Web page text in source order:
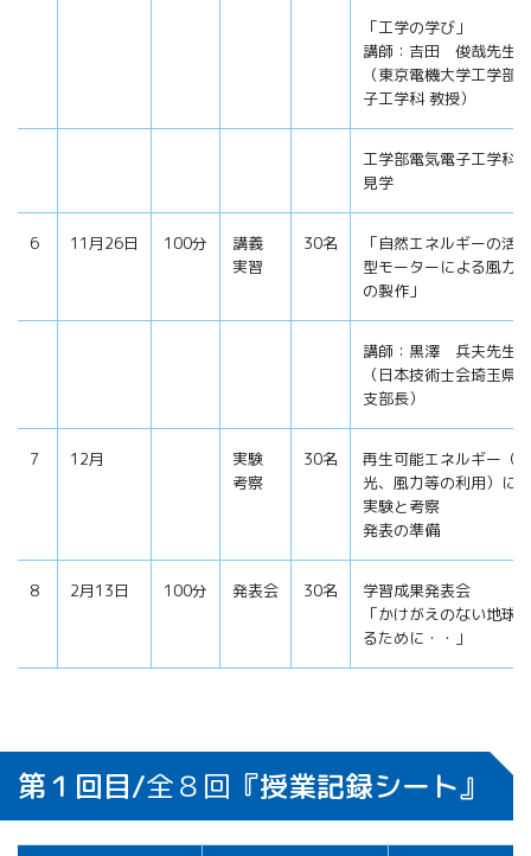
「工学の学び」
講師：吉田 俊哉先生
（東京電機大学工学部
子工学科 教授）
工学部電気電子工学科
見学
6 11月26日 100分
講義
実習
30名
「自然エネルギーの活
型モーターによる風力
の製作」
講師：黒澤 兵夫先生
（日本技術士会埼玉県
支部長）
7 12月
実験
考察
30名
再生可能エネルギー（
光、風力等の利用）に
実験と考察
発表の準備
8 2月13日 100分 発表会 30名
学習成果発表会
「かけがえのない地球
るために・・」
第１回目/全８回 『授業記録シート』